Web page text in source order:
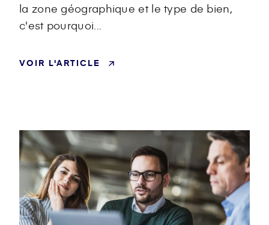
la zone géographique et le type de bien,
c'est pourquoi...
VOIR L'ARTICLE